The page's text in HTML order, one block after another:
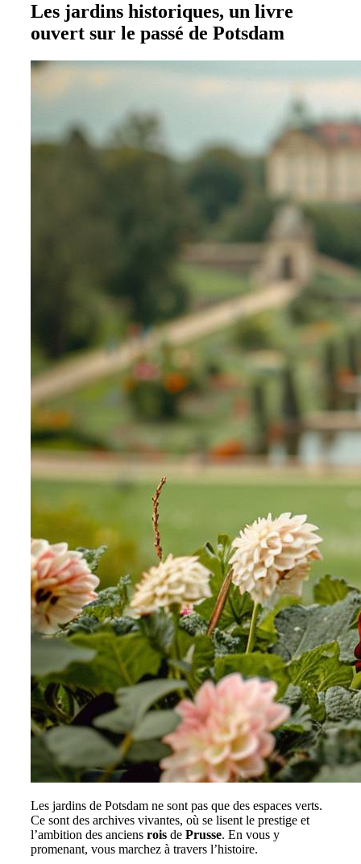
Les jardins historiques, un livre
ouvert sur le passé de Potsdam
Les jardins de Potsdam ne sont pas que des espaces verts.
Ce sont des archives vivantes, où se lisent le prestige et
l’ambition des anciens rois de Prusse. En vous y
promenant, vous marchez à travers l’histoire.